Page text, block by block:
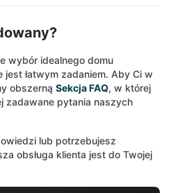
wybór idealnego domu
łatwym zadaniem. Aby Ci w
obszerną Sekcja FAQ, w której
zadawane pytania naszych
lub potrzebujesz
obsługa klienta jest do Twojej